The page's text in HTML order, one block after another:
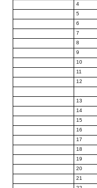
4
5
6
7
8
9
10
11
12
13
14
15
16
17
18
19
20
21